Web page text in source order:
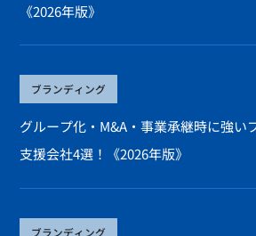
《2026年版》
ブランディング
グループ化・M&A・事業承継時に強い
支援会社4選！《2026年版》
ブランディング